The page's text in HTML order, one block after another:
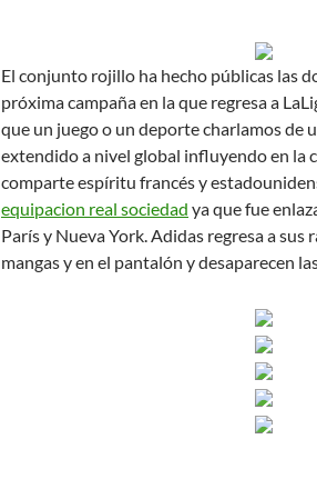
El conjunto rojillo ha hecho públicas las
próxima campaña en la que regresa a
que un juego o un deporte charlamos de
extendido a nivel global influyendo en la
comparte espíritu francés y
equipacion real sociedad ya que fue
París y Nueva York. Adidas regresa a sus
mangas y en el pantalón y desaparecen